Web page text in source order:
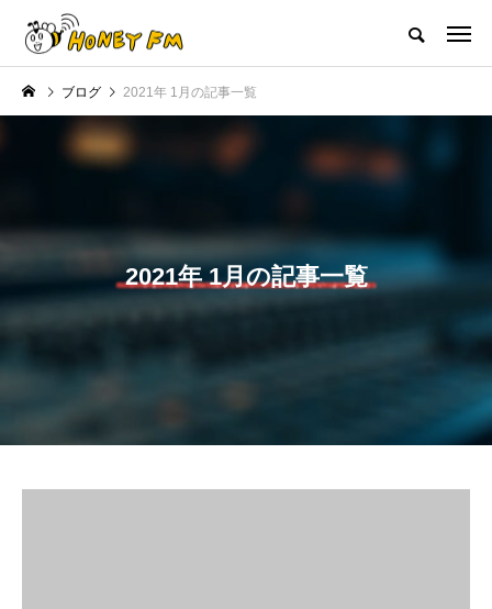
ハニーエフエム｜地域・人にフォーカスし発信するウェブラジオ局
HOME ハニーFMの紹介 後援申請
JAZZ BAR COZY MY SWEET GARDEN
ブログ 2021年 1月の記事一覧
2021年 1月の記事一覧